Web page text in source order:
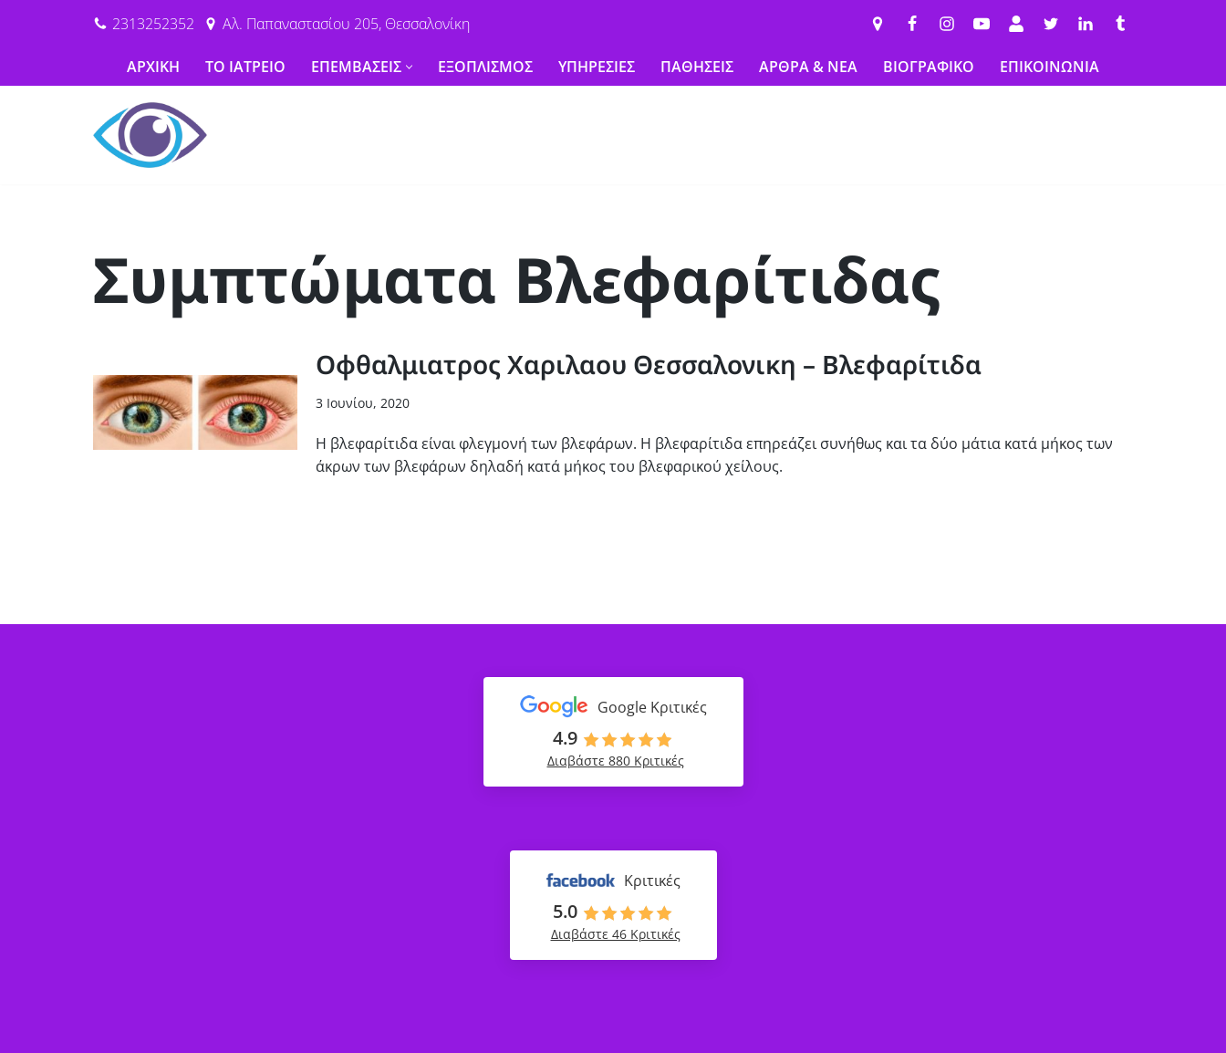
2313252352 Αλ. Παπαναστασίου 205, Θεσσαλονίκη
ΑΡΧΙΚΗ ΤΟ ΙΑΤΡΕΙΟ ΕΠΕΜΒΑΣΕΙΣ ΕΞΟΠΛΙΣΜΟΣ ΥΠΗΡΕΣΙΕΣ ΠΑΘΗΣΕΙΣ ΑΡΘΡΑ & ΝΕΑ ΒΙΟΓΡΑΦΙΚΟ ΕΠΙΚΟΙΝΩΝΙΑ
Συμπτώματα Βλεφαρίτιδας
Οφθαλμιατρος Χαριλαου Θεσσαλονικη – Βλεφαρίτιδα
3 Ιουνίου, 2020
Η βλεφαρίτιδα είναι φλεγμονή των βλεφάρων. Η βλεφαρίτιδα επηρεάζει συνήθως και τα δύο μάτια κατά μήκος των
άκρων των βλεφάρων δηλαδή κατά μήκος του βλεφαρικού χείλους.
Google Κριτικές
4.9
Διαβάστε 880 Κριτικές
Κριτικές
5.0
Διαβάστε 46 Κριτικές